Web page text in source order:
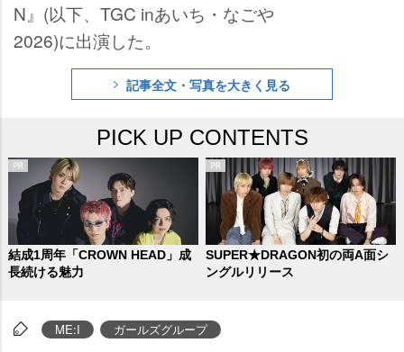
N』(以下、TGC inあいち・なご
2026)に出演した。
記事全文・写真を大きく見る
PICK UP CONTENTS
結成1周年「CROWN HEAD」成
長続ける魅力
SUPER★DRAGON初の両A面シ
ングルリリース
ME:I ガールズグループ